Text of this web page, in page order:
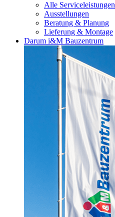
Alle Serviceleistungen
Ausstellungen
Beratung & Planung
Lieferung & Montage
Darum i&M Bauzentrum